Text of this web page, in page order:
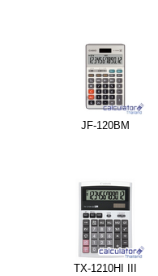
JF-120BM
TX-1210HI III